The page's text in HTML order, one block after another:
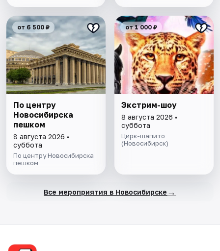
от 6 500 ₽
По центру
Новосибирска
пешком
8 августа 2026 •
суббота
По центру Новосибирска
пешком
от 1 000 ₽
Экстрим-шоу
8 августа 2026 •
суббота
Цирк-шапито
(Новосибирск)
Все мероприятия в Новосибирске →